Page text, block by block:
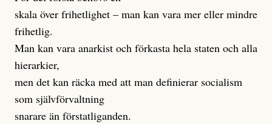
skala över frihetlighet – man kan vara mer eller mindre
frihetlig.
Man kan vara anarkist och förkasta hela staten och alla
hierarkier,
men det kan räcka med att man definierar socialism
som självförvaltning
snarare än förstatliganden.